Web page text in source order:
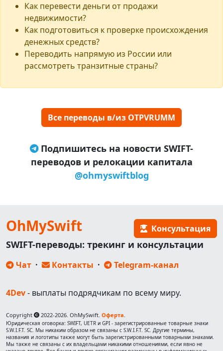
Как перевести деньги от продажи
недвижимости?
Как подготовиться к проверке происхождения
денежных средств?
Переводить напрямую из России или
рассмотреть транзитные страны?
Все переводы в/из OTPVRUMM
Подпишитесь на новости SWIFT-
переводов и релокации капитала
@ohmyswiftblog
OhMySwift Консультация
SWIFT-переводы: трекинг и консультации
Чат · Контакты · Telegram-канал
4Dev- выплаты подрядчикам по всему миру.
Copyright 2022-2026. OhMySwift. Оферта.
Юридическая оговорка: SWIFT, UETR и GPI - зарегистрированные товарные знаки
S.W.I.F.T. SC. Мы никаким образом не связаны с S.W.I.F.T. SC. Другие термины,
названия и логотипы также могут быть зарегистрированными товарными знаками.
Мы также не связаны с их владельцами никакими отношениями, если явно не